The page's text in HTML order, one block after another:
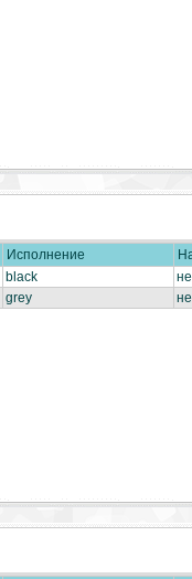
Исполнение
black
grey